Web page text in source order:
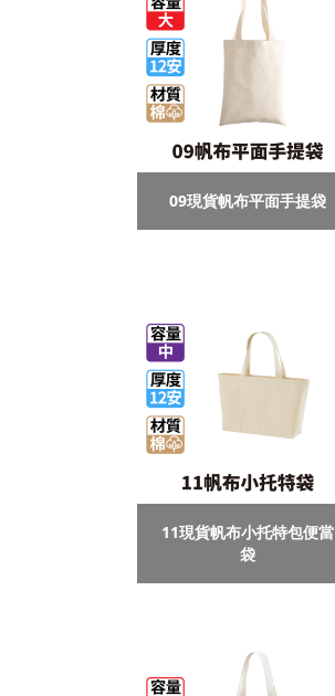
09現貨帆布平面手提袋
11現貨帆布小托特包便當
袋